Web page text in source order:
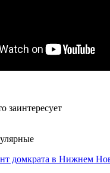
заинтересует